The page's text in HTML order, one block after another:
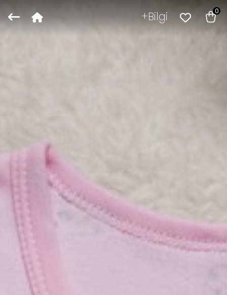
Bilgi 0